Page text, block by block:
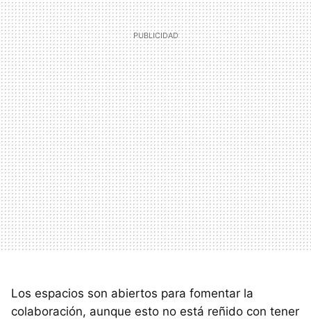
Los espacios son abiertos para fomentar la
colaboración, aunque esto no está reñido con tener